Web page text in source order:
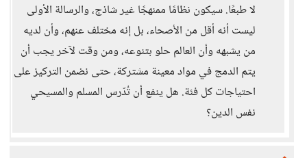
لا طبعًا. سيكون نظامًا ممنهجًا غير شاذج، والرسالة الأولى
ليست أنه أقل من الأصحاء، بل إنه مختلف عنهم، وأن لديه
من يشبهه وأن العالم حلو بتنوعه، ومن وقت لآخر يجب أن
يتم الدمج في مواد معينة مشتركة، حتى نضمن التركيز على
احتياجات كل فئة. هل ينفع أن تُدّرس المسلم والمسيحي
نفس الدين؟